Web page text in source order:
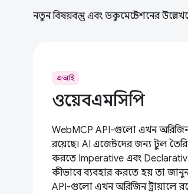
নতুন বিষয়বস্তু এবং ডকুমেন্টেশনের
এআই
ওয়েবএমসিপি
WebMCP API-গুলো এখন অরিজিন
রয়েছে। AI এজেন্টদের জন্য টুল
করতে Imperative এবং
কীভাবে ব্যবহার করতে হয় তা
API-গুলো এখন অরিজিন ট্রায়ালে